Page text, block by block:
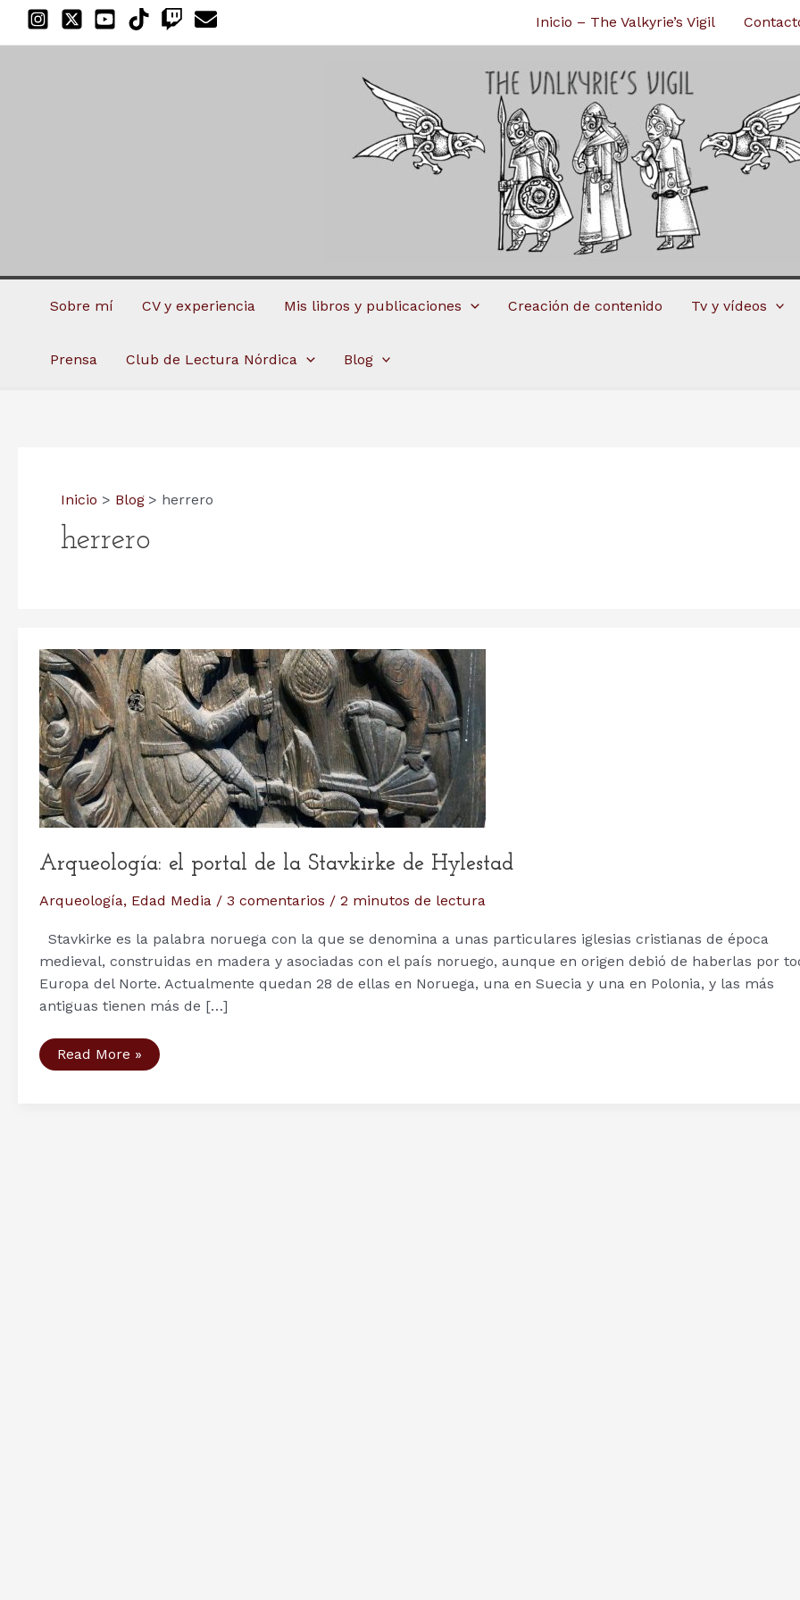
Inicio – The Valkyrie’s Vigil
Sobre mí CV y experiencia Mis libros y publicaciones Creación de contenido Tv y vídeos
Prensa Club de Lectura Nórdica Blog
Inicio Blog herrero
herrero
Arqueología: el portal de la Stavkirke de Hylestad
Arqueología, Edad Media / 3 comentarios / 2 minutos de lectura
Stavkirke es la palabra noruega con la que se denomina a unas particulares iglesias cristianas de época
medieval, construidas en madera y asociadas con el país noruego, aunque en origen debió de haberlas por
Europa del Norte. Actualmente quedan 28 de ellas en Noruega, una en Suecia y una en Polonia, y las más
antiguas tienen más de […]
Arqueología:
el
Read More »